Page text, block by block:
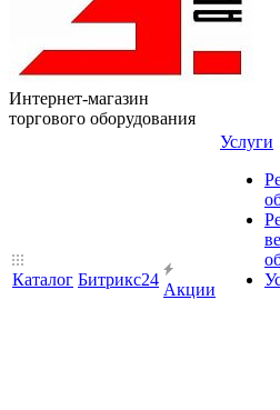
Интернет-магазин
торгового оборудования
Каталог Битрикс24
Акции
Услуги